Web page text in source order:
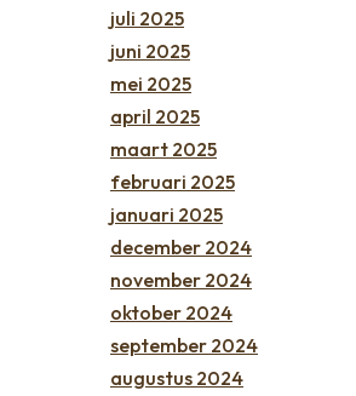
juli 2025
juni 2025
mei 2025
april 2025
maart 2025
februari 2025
januari 2025
december 2024
november 2024
oktober 2024
september 2024
augustus 2024